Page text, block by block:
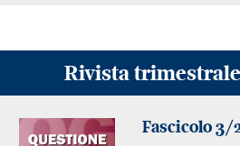
Rivista trimestrale
Fascicolo 3/